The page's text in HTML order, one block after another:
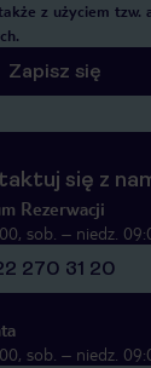
z użyciem tzw.
Zapisz się
się z
Rezerwacji
sob. – niedz.
270 31 20
sob. – niedz.